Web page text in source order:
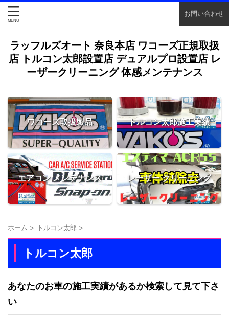
お問い合わせ
ラッフルズオート 奈良本店 ワコーズ正規取扱
店 トルコン太郎設置店 デュアルプロ設置店 レ
ーザークリーニング 体感メンテナンス
ワコーズ取扱製品 トルコン太郎施工実績
エアコン メンテナンス レーザー クリーニング
ホーム > トルコン太郎 >
トルコン太郎
あなたのお車の施工実績があるか検索して見て下さ
い